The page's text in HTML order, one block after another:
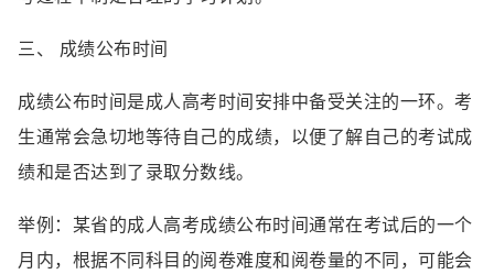
三、 成绩公布时间
成绩公布时间是成人高考时间安排中备受关注的一环。考
生通常会急切地等待自己的成绩，以便了解自己的考试成
绩和是否达到了录取分数线。
举例：某省的成人高考成绩公布时间通常在考试后的一个
月内，根据不同科目的阅卷难度和阅卷量的不同，可能会